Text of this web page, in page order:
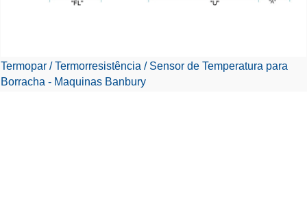
Termopar / Termorresistência / Sensor de Temperatura para
Borracha - Maquinas Banbury